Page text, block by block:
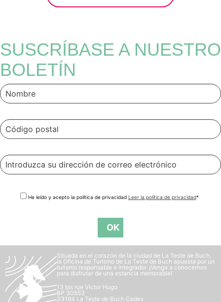
SUSCRÍBASE A NUESTRO
BOLETÍN
He leído y acepto la política de privacidad Leer la política de privacidad*
Situada en el corazón de la ciudad de La Teste de Buch,
la Oficina de Turismo de La Teste de Buch apuesta por un
turismo responsable e integrador. ¡Venga a conocernos
para disfrutar de una estancia memorable!
13 bis rue Victor Hugo
BP 30553
33164 La Teste de Buch Cedex